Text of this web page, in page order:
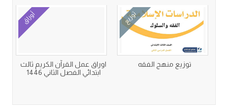
توزيع
توزيع منهج الفقه
أوراق
اوراق عمل القرآن الكريم ثالث
ابتدائي الفصل الثاني 1446